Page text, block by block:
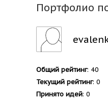
Портфолио
Общий рейтинг: 40
Текущий рейтинг: 0
Принято идей: 0